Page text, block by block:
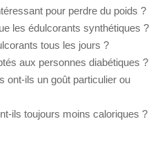
pour perdre du poids ?
les édulcorants synthétiques ?
tous les jours ?
aux personnes diabétiques ?
ont-ils un goût particulier ou
ils toujours moins caloriques ?